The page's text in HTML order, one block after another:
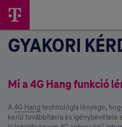
lehetőségek
GYAKORI
Mi a 4G Hang funkció
A4G Hang technológia lényege,
kerül továbbításra és igénybevétele